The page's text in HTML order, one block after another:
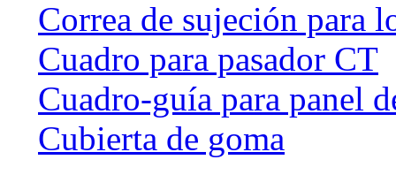
Correa de sujeción para
Cuadro para pasador CT
Cuadro-guía para panel
Cubierta de goma